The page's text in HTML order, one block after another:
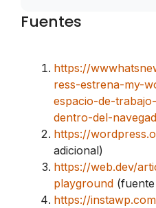
Fuentes
https://
ress-estrena-my-
espacio-de-
dentro-del-
https://
adicional)
https://web.dev/
playground
https://